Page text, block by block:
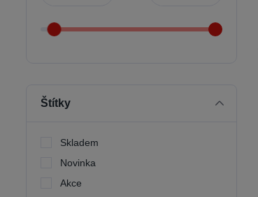
Štítky
Skladem
Novinka
Akce